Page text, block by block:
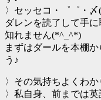
〉セッセコ・゜゜・
ダレンを読了して手
知れません(*^_^*)
まずはダールを本棚
う♪
〉その気持ちよくわか
〉私自身、前までは